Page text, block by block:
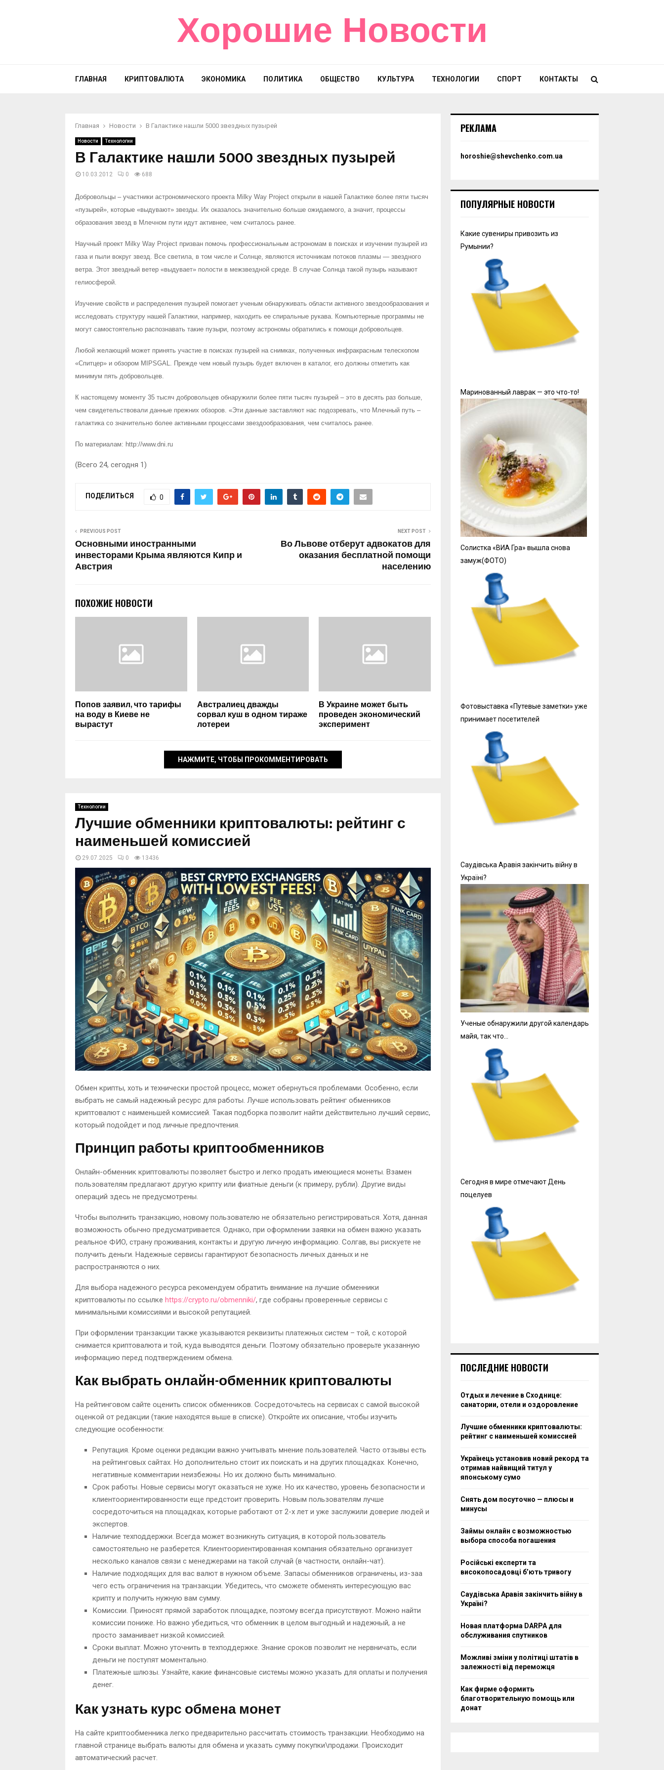
Хорошие Новости
ГЛАВНАЯ КРИПТОВАЛЮТА ЭКОНОМИКА ПОЛИТИКА ОБЩЕСТВО КУЛЬТУРА ТЕХНОЛОГИИ СПОРТ КОНТАКТЫ
Главная Новости В Галактике нашли 5000 звездных пузырей
Новости Технологии
В Галактике нашли 5000 звездных пузырей
10.03.2012 0 688
Добровольцы – участники астрономического проекта Milky Way Project открыли в нашей Галактике более пяти тысяч
«пузырей», которые «выдувают» звезды. Их оказалось значительно больше ожидаемого, а значит, процессы
образования звезд в Млечном пути идут активнее, чем считалось ранее.
Научный проект Milky Way Project призван помочь профессиональным астрономам в поисках и изучении пузырей из
газа и пыли вокруг звезд. Все светила, в том числе и Солнце, являются источникам потоков плазмы — звездного
ветра. Этот звездный ветер «выдувает» полости в межзвездной среде. В случае Солнца такой пузырь называют
гелиосферой.
Изучение свойств и распределения пузырей помогает ученым обнаруживать области активного звездообразования и
исследовать структуру нашей Галактики, например, находить ее спиральные рукава. Компьютерные программы не
могут самостоятельно распознавать такие пузыри, поэтому астрономы обратились к помощи добровольцев.
Любой желающий может принять участие в поисках пузырей на снимках, полученных инфракрасным телескопом
«Спитцер» и обзором MIPSGAL. Прежде чем новый пузырь будет включен в каталог, его должны отметить как
минимум пять добровольцев.
К настоящему моменту 35 тысяч добровольцев обнаружили более пяти тысяч пузырей – это в десять раз больше,
чем свидетельствовали данные прежних обзоров. «Эти данные заставляют нас подозревать, что Млечный путь –
галактика со значительно более активными процессами звездообразования, чем считалось ранее.
По материалам: http://www.dni.ru
(Всего 24, сегодня 1)
ПОДЕЛИТЬСЯ 0
PREVIOUS POST
Основными иностранными
инвесторами Крыма являются Кипр и
Австрия
NEXT POST
Во Львове отберут адвокатов для
оказания бесплатной помощи
населению
ПОХОЖИЕ НОВОСТИ
Попов заявил, что тарифы
на воду в Киеве не
вырастут
Австралиец дважды
сорвал куш в одном тираже
лотереи
В Украине может быть
проведен экономический
эксперимент
НАЖМИТЕ, ЧТОБЫ ПРОКОММЕНТИРОВАТЬ
Технологии
Лучшие обменники криптовалюты: рейтинг с
наименьшей комиссией
29.07.2025 0 13436
Обмен крипты, хоть и технически простой процесс, может обернуться проблемами. Особенно, если
выбрать не самый надежный ресурс для работы. Лучше использовать рейтинг обменников
криптовалют с наименьшей комиссией. Такая подборка позволит найти действительно лучший сервис,
который подойдет и под личные предпочтения.
Принцип работы криптообменников
Онлайн-обменник криптовалюты позволяет быстро и легко продать имеющиеся монеты. Взамен
пользователям предлагают другую крипту или фиатные деньги (к примеру, рубли). Другие виды
операций здесь не предусмотрены.
Чтобы выполнить транзакцию, новому пользователю не обязательно регистрироваться. Хотя, данная
возможность обычно предусматривается. Однако, при оформлении заявки на обмен важно указать
реальное ФИО, страну проживания, контакты и другую личную информацию. Солгав, вы рискуете не
получить деньги. Надежные сервисы гарантируют безопасность личных данных и не
распространяются о них.
Для выбора надежного ресурса рекомендуем обратить внимание на лучшие обменники
криптовалюты по ссылке https://crypto.ru/obmenniki/, где собраны проверенные сервисы с
минимальными комиссиями и высокой репутацией.
При оформлении транзакции также указываются реквизиты платежных систем – той, с которой
снимается криптовалюта и той, куда выводятся деньги. Поэтому обязательно проверьте указанную
информацию перед подтверждением обмена.
Как выбрать онлайн-обменник криптовалюты
На рейтинговом сайте оценить список обменников. Сосредоточьтесь на сервисах с самой высокой
оценкой от редакции (такие находятся выше в списке). Откройте их описание, чтобы изучить
следующие особенности:
Репутация. Кроме оценки редакции важно учитывать мнение пользователей. Часто отзывы есть
на рейтинговых сайтах. Но дополнительно стоит их поискать и на других площадках. Конечно,
негативные комментарии неизбежны. Но их должно быть минимально.
Срок работы. Новые сервисы могут оказаться не хуже. Но их качество, уровень безопасности и
клиентоориентированности еще предстоит проверить. Новым пользователям лучше
сосредоточиться на площадках, которые работают от 2-х лет и уже заслужили доверие людей и
экспертов.
Наличие техподдержки. Всегда может возникнуть ситуация, в которой пользователь
самостоятельно не разберется. Клиентоориентированная компания обязательно организует
несколько каналов связи с менеджерами на такой случай (в частности, онлайн-чат).
Наличие подходящих для вас валют в нужном объеме. Запасы обменников ограничены, из-заа
чего есть ограничения на транзакции. Убедитесь, что сможете обменять интересующую вас
крипту и получить нужную вам сумму.
Комиссии. Приносят прямой заработок площадке, поэтому всегда присутствуют. Можно найти
комиссии пониже. Но важно убедиться, что обменник в целом выгодный и надежный, а не
просто заманивает низкой комиссией.
Сроки выплат. Можно уточнить в техподдержке. Знание сроков позволит не нервничать, если
деньги не поступят моментально.
Платежные шлюзы. Узнайте, какие финансовые системы можно указать для оплаты и получения
денег.
Как узнать курс обмена монет
На сайте криптообменника легко предварительно рассчитать стоимость транзакции. Необходимо на
главной странице выбрать валюты для обмена и указать сумму покупки\продажи. Происходит
автоматический расчет.
РЕКЛАМА
horoshie@shevchenko.com.ua
ПОПУЛЯРНЫЕ НОВОСТИ
Какие сувениры привозить из
Румынии?
Маринованный лаврак — это что-то!
Солистка «ВИА Гра» вышла снова
замуж(ФОТО)
Фотовыставка «Путевые заметки» уже
принимает посетителей
Саудівська Аравія закінчить війну в
Україні?
Ученые обнаружили другой календарь
майя, так что…
Сегодня в мире отмечают День
поцелуев
ПОСЛЕДНИЕ НОВОСТИ
Отдых и лечение в Сходнице:
санатории, отели и оздоровление
Лучшие обменники криптовалюты:
рейтинг с наименьшей комиссией
Українець установив новий рекорд та
отримав найвищий титул у
японському сумо
Снять дом посуточно — плюсы и
минусы
Займы онлайн с возможностью
выбора способа погашения
Російські експерти та
високопосадовці бʼють тривогу
Саудівська Аравія закінчить війну в
Україні?
Новая платформа DARPA для
обслуживания спутников
Можливі зміни у політиці штатів в
залежності від переможця
Как фирме оформить
благотворительную помощь или
донат